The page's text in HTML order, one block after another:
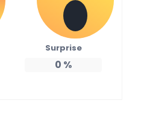
Surprise
0 %